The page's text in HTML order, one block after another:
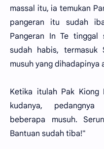
massal itu, ia temukan
pangeran itu sudah
Pangeran In Te tinggal
sudah habis, termasuk
musuh yang dihadapinya
Ketika itulah Pak
kudanya, pedangnya
beberapa musuh.
Bantuan sudah tiba!"